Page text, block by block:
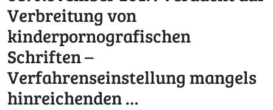
Verbreitung von
kinderpornografischen
Schriften –
Verfahrenseinstellung mangels
hinreichenden …